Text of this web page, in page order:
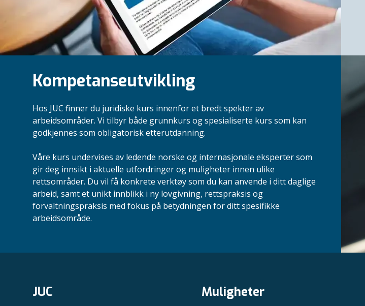
Kompetanseutvikling
Hos JUC finner du juridiske kurs innenfor et bredt spekter av
arbeidsområder. Vi tilbyr både grunnkurs og spesialiserte kurs som kan
godkjennes som obligatorisk etterutdanning.
Våre kurs undervises av ledende norske og internasjonale eksperter som
gir deg innsikt i aktuelle utfordringer og muligheter innen ulike
rettsområder. Du vil få konkrete verktøy som du kan anvende i ditt daglige
arbeid, samt et unikt innblikk i ny lovgivning, rettspraksis og
forvaltningspraksis med fokus på betydningen for ditt spesifikke
arbeidsområde.
JUC Muligheter